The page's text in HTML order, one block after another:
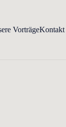
VorträgeKontakt